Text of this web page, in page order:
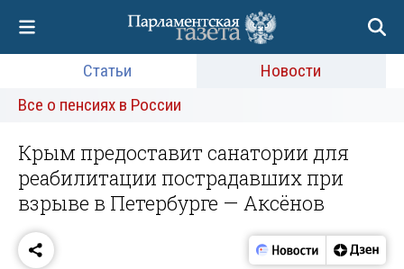
Статьи
Новости
Все о пенсиях в России
Крым предоставит санатории для
реабилитации пострадавших при
взрыве в Петербурге — Аксёнов